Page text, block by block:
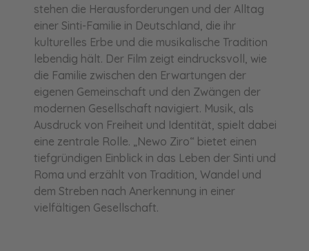
stehen die Herausforderungen und der Alltag
einer Sinti-Familie in Deutschland, die ihr
kulturelles Erbe und die musikalische Tradition
lebendig hält. Der Film zeigt eindrucksvoll, wie
die Familie zwischen den Erwartungen der
eigenen Gemeinschaft und den Zwängen der
modernen Gesellschaft navigiert. Musik, als
Ausdruck von Freiheit und Identität, spielt dabei
eine zentrale Rolle. „Newo Ziro“ bietet einen
tiefgründigen Einblick in das Leben der Sinti und
Roma und erzählt von Tradition, Wandel und
dem Streben nach Anerkennung in einer
vielfältigen Gesellschaft.